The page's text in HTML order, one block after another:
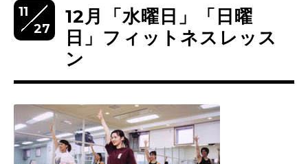
11
27
12月「水曜日」「日曜
日」フィットネスレッス
ン